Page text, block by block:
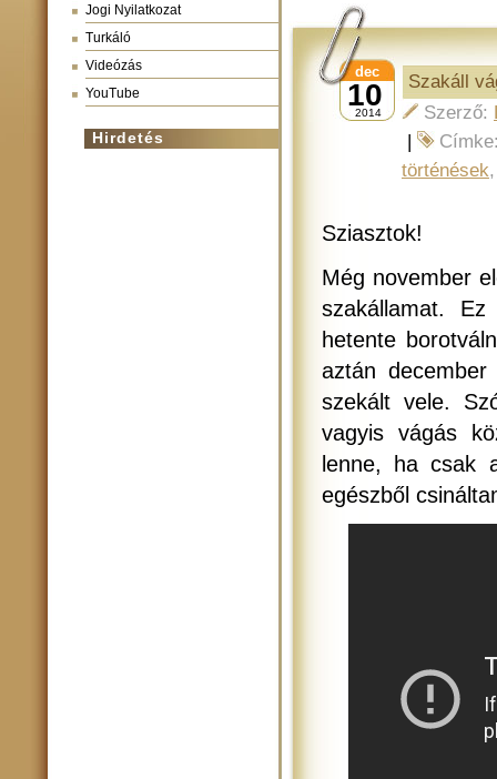
Jogi Nyilatkozat
Turkáló
Videózás
YouTube
Hirdetés
10
dec
2014
Szakáll
Szerző:
|
történések
Sziasztok!
Még november
szakállamat.
hetente
aztán
szekált vele.
vagyis vágás
lenne, ha csak
egészből